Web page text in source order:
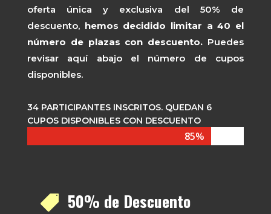
oferta única y exclusiva del 50% de
descuento, hemos decidido limitar a 40 el
número de plazas con descuento. Puedes
revisar aquí abajo el número de cupos
disponibles.
34 PARTICIPANTES INSCRITOS. QUEDAN 6
CUPOS DISPONIBLES CON DESCUENTO
85%
85%
 50% de Descuento